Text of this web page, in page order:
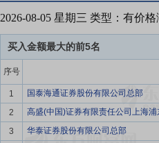
2026-08-05 星期三 类型：有价
买入金额最大的前5名
序号
1
国泰海通证券股份有限公司总部
2
高盛(中国)证券有限责任公司上海
3
华泰证券股份有限公司总部